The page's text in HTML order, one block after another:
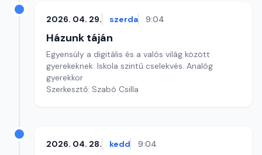
2026. 04. 29. szerda 9:04
Házunk táján
Egyensúly a digitális és a valós világ között
gyerekeknek. Iskola szintű cselekvés. Analóg
gyerekkor
Szerkesztő: Szabó Csilla
2026. 04. 28. kedd 9:04